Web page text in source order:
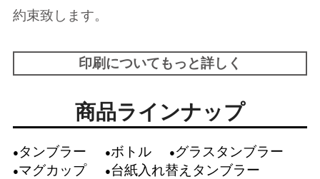
約束致します。
印刷についてもっと詳しく
商品ラインナップ
タンブラー ボトル
グラスタンブラー
マグカップ
台紙入れ替えタンブラー